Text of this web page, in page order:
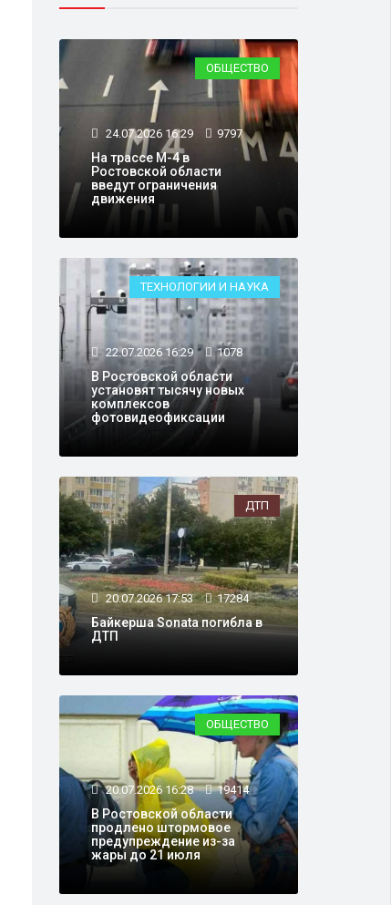
ОБЩЕСТВО
24.07.2026 16:29 9797
На трассе М-4 в
Ростовской области
введут ограничения
движения
ТЕХНОЛОГИИ И НАУКА
22.07.2026 16:29 1078
В Ростовской области
установят тысячу новых
комплексов
фотовидеофиксации
ДТП
20.07.2026 17:53 17284
Байкерша Sonata погибла в
ДТП
ОБЩЕСТВО
20.07.2026 16:28 19414
В Ростовской области
продлено штормовое
предупреждение из-за
жары до 21 июля